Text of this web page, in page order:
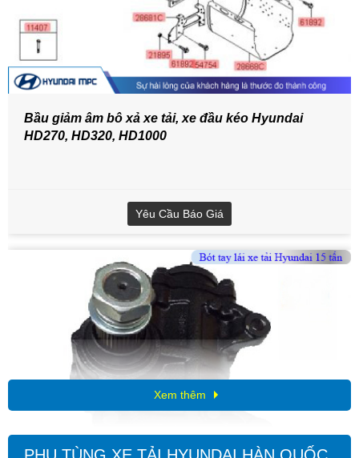
Bầu giảm âm bô xả xe tải, xe đầu kéo Hyundai
HD270, HD320, HD1000
Yêu Cầu Báo Giá
Xem thêm